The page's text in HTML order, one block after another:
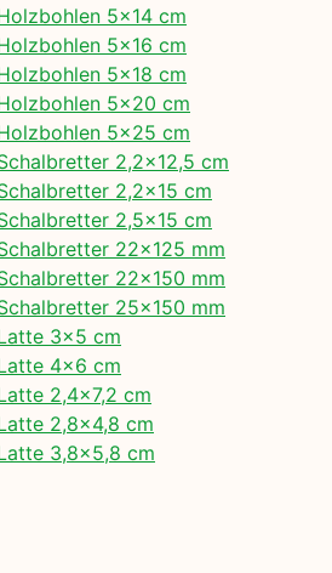
5×14 cm
5×16 cm
5×18 cm
5×20 cm
5×25 cm
2,2×12,5 cm
2,2×15 cm
2,5×15 cm
22×125 mm
22×150 mm
25×150 mm
3×5 cm
4×6 cm
2,4×7,2 cm
2,8×4,8 cm
3,8×5,8 cm